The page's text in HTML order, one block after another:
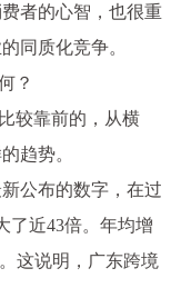
者的心智，也很重
同质化竞争。
？
较靠前的，从横
趋势。
公布的数字，在过
了近43倍。年均增
这说明，广东跨境